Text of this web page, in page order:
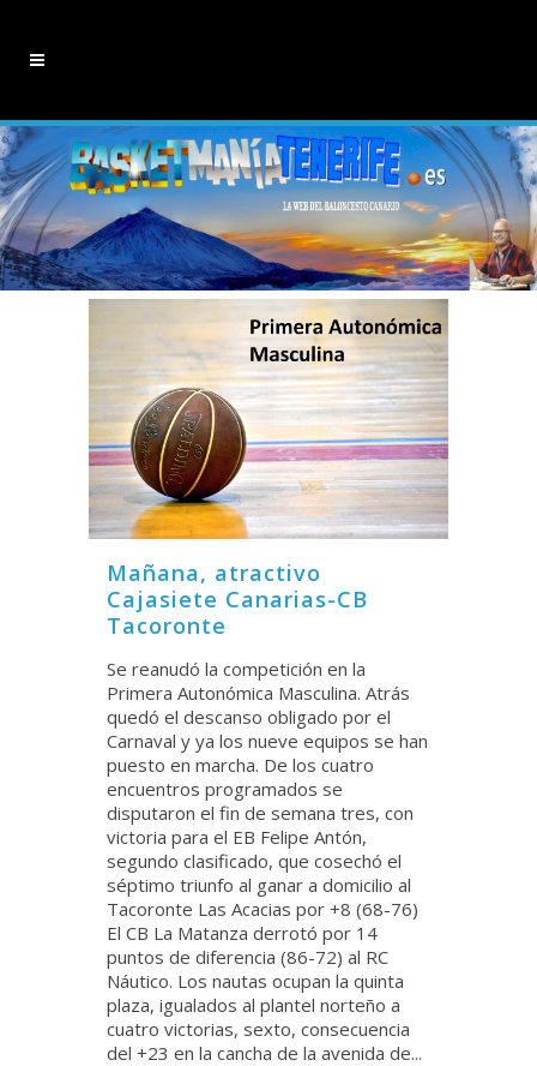
Mañana, atractivo
Cajasiete Canarias-CB
Tacoronte
Se reanudó la competición en la
Primera Autonómica Masculina. Atrás
quedó el descanso obligado por el
Carnaval y ya los nueve equipos se han
puesto en marcha. De los cuatro
encuentros programados se
disputaron el fin de semana tres, con
victoria para el EB Felipe Antón,
segundo clasificado, que cosechó el
séptimo triunfo al ganar a domicilio al
Tacoronte Las Acacias por +8 (68-76)
El CB La Matanza derrotó por 14
puntos de diferencia (86-72) al RC
Náutico. Los nautas ocupan la quinta
plaza, igualados al plantel norteño a
cuatro victorias, sexto, consecuencia
del +23 en la cancha de la avenida de...